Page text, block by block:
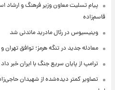
پیام تسلیت معاون وزیر فرهنگ و ارشاد
قاسم‌زاده
وینیسیوس در رئال مادرید ماندنی شد
معادله جدید در تنگه هرمز؛ توافق
ترامپ از پایان سریع جنگ با ایران خبر داد
تصاویر کمتر دیده‌شده از شهیدان